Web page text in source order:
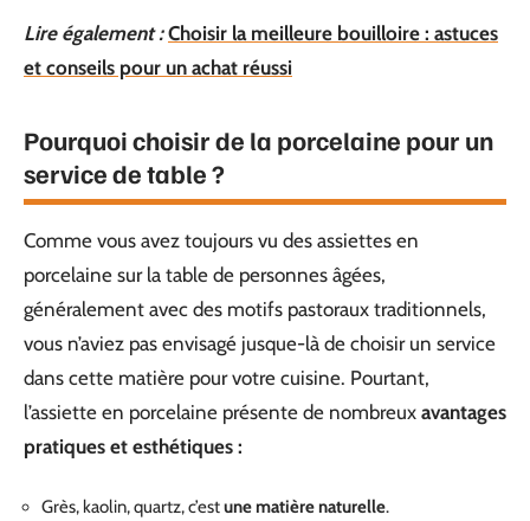
Lire également : Choisir la meilleure bouilloire : astuces
et conseils pour un achat réussi
Pourquoi choisir de la porcelaine pour un
service de table ?
Comme vous avez toujours vu des assiettes en
porcelaine sur la table de personnes âgées,
généralement avec des motifs pastoraux traditionnels,
vous n’aviez pas envisagé jusque-là de choisir un service
dans cette matière pour votre cuisine. Pourtant,
l’assiette en porcelaine présente de nombreux avantages
pratiques et esthétiques :
Grès, kaolin, quartz, c’estune matière naturelle.